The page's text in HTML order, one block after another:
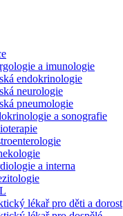
a imunologie
endokrinologie
neurologie
pneumologie
a sonografie
a interna
lékař pro děti a dorost